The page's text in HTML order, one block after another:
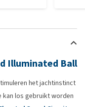
Illuminated Ball
het jachtinstinct
los gebruikt worden